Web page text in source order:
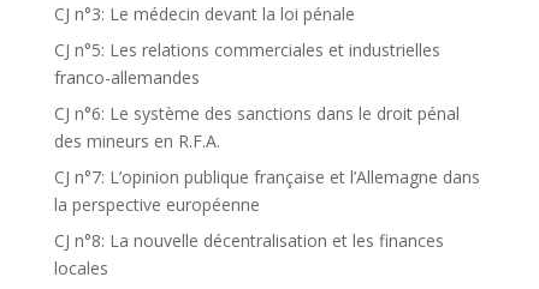
CJ n°3: Le médecin devant la loi pénale
CJ n°5: Les relations commerciales et industrielles
franco-allemandes
CJ n°6: Le système des sanctions dans le droit pénal
des mineurs en R.F.A.
CJ n°7: L’opinion publique française et l’Allemagne dans
la perspective européenne
CJ n°8: La nouvelle décentralisation et les finances
locales